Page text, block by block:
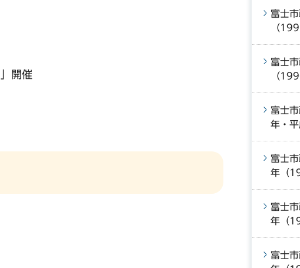
開催
富士
（
富士
（
富士
年・
富士
年（
富士
年（
富士